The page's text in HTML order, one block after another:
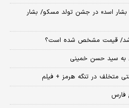
اسد» در جشن تولد مسکو/ بشار
شد/ قیمت مشخص شده است؟
به سید حسن خمینی
متخلف در تنگه هرمز + فیلم
فارس